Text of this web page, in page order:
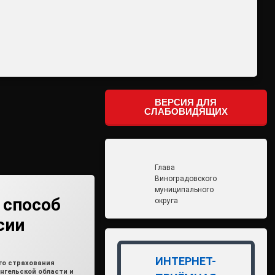
страхования
области и
ВЕРСИЯ ДЛЯ
СЛАБОВИДЯЩИХ
Глава
Виноградовского
муниципального
округа
ИНТЕРНЕТ-